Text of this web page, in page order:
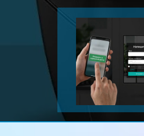
Замена Wi-Fi
Замена блока
Замена вала